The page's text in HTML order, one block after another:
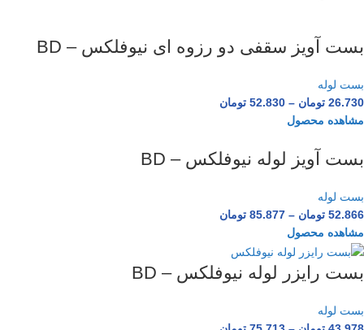
بست آویز سقفی دو رزوه ای نیوفلکس – BD
بست لوله
26.730 تومان –
52.830 تومان
مشاهده محصول
بست آویز لوله نیوفلکس – BD
بست لوله
52.866 تومان –
85.877 تومان
مشاهده محصول
بست رایزر لوله نیوفلکس – BD
بست لوله